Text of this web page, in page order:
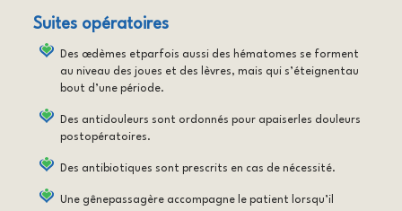
Suites opératoires
Des œdèmes etparfois aussi des hématomes se forment
au niveau des joues et des lèvres, mais qui s’éteignentau
bout d’une période.
Des antidouleurs sont ordonnés pour apaiserles douleurs
postopératoires.
Des antibiotiques sont prescrits en cas de nécessité.
Une gênepassagère accompagne le patient lorsqu’il